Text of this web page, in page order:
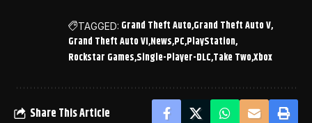
TAGGED: Grand Theft Auto Grand Theft Auto V
Grand Theft Auto VI News PC PlayStation
Rockstar Games Single-Player-DLC Take TwoXbox
Share This Article